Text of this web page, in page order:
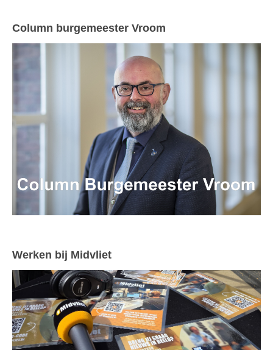
Column burgemeester Vroom
Werken bij Midvliet